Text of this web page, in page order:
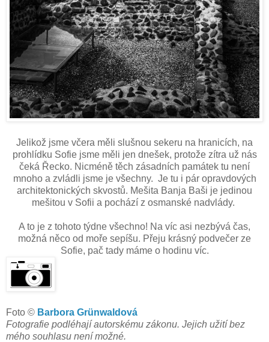
Jelikož jsme včera měli slušnou sekeru na hranicích, na
prohlídku Sofie jsme měli jen dnešek, protože zítra už nás
čeká Řecko. Nicméně těch zásadních památek tu není
mnoho a zvládli jsme je všechny. Je tu i pár opravdových
architektonických skvostů. Mešita Banja Baši je jedinou
mešitou v Sofii a pochází z osmanské nadvlády.
A to je z tohoto týdne všechno! Na víc asi nezbývá čas,
možná něco od moře sepíšu. Přeju krásný podvečer ze
Sofie, pač tady máme o hodinu víc.
Foto © Barbora Grünwaldová
Fotografie podléhají autorskému zákonu. Jejich užití bez
mého souhlasu není možné.